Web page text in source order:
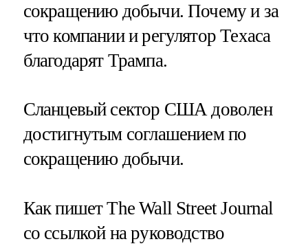
сокращению добычи. Почему и за
что компании и регулятор Техаса
благодарят Трампа.
Сланцевый сектор США доволен
достигнутым соглашением по
сокращению добычи.
Как пишет The Wall Street Journal
со ссылкой на руководство